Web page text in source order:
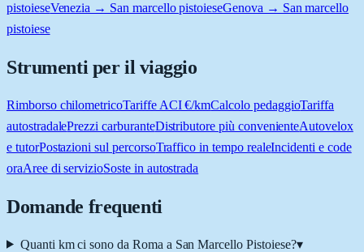
pistoieseVenezia → San marcello pistoieseGenova → San marcello
pistoiese
Strumenti per il viaggio
Rimborso chilometricoTariffe ACI €/kmCalcolo pedaggioTariffa
autostradalePrezzi carburanteDistributore più convenienteAutovelox
e tutorPostazioni sul percorsoTraffico in tempo realeIncidenti e code
oraAree di servizioSoste in autostrada
Domande frequenti
Quanti km ci sono da Roma a San Marcello Pistoiese?▾